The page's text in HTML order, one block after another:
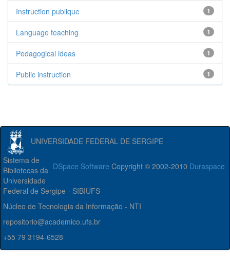
1
Instruction publique
1
Language teaching
1
Pedagogical ideas
1
Public instruction
UNIVERSIDADE FEDERAL DE SERGIPE
DSpace Software Copyright © 2002-2010 Duraspace
Sistema de
Bibliotecas da
Universidade
Federal de Sergipe - SIBIUFS
Núcleo de Tecnologia da Informação - NTI
repositorio@academico.ufs.br
+55 79 3194-6528